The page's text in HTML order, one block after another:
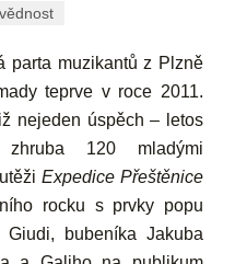
parta muzikantů z Plzně
teprve v roce 2011.
nejeden úspěch – letos
120 mladými
Expedice Přeštěnice
rocku s prvky popu
bubeníka Jakuba